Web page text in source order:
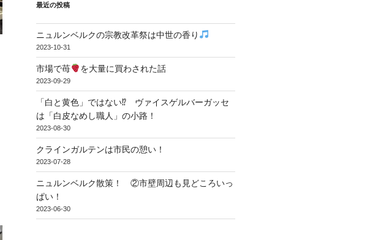
最近の投稿
ニュルンベルクの宗教改革祭は中世の香り
2023-10-31
市場で苺 を大量に買わされた話
2023-09-29
「白と黄色」ではない⁉ ヴァイスゲルバーガッセ
は「白皮なめし職人」の小路！
2023-08-30
クラインガルテンは市民の憩い！
2023-07-28
ニュルンベルク散策！ ②市壁周辺も見どころいっ
ぱい！
2023-06-30